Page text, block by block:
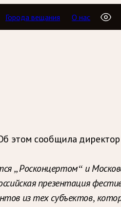
Города вещания О нас
этом сообщила
„Росконцертом“ и
презентация
из тех субъектов,